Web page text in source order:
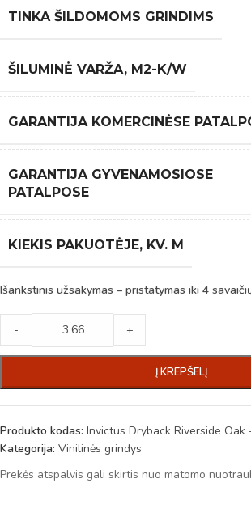
TINKA ŠILDOMOMS GRINDIMS
ŠILUMINĖ VARŽA, M2-K/W
GARANTIJA KOMERCINĖSE
GARANTIJA GYVENAMOSIOSE
PATALPOSE
KIEKIS PAKUOTĖJE, KV. M
Išankstinis užsakymas – pristatymas iki 4
- +
Į KREPŠELĮ
Produkto kodas: Invictus Dryback Riverside Oak
Kategorija: Vinilinės grindys
Prekės atspalvis gali skirtis nuo matomo